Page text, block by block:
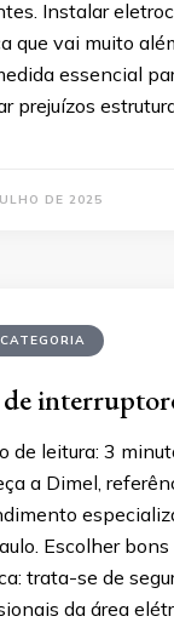
Instalar
que vai muito
essencial
prejuízos
DE 2025
de leitura: 3
a Dimel,
Escolher
trata-se de
da área